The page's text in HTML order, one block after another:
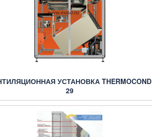
УСТАНОВКА THERMOCOND
29